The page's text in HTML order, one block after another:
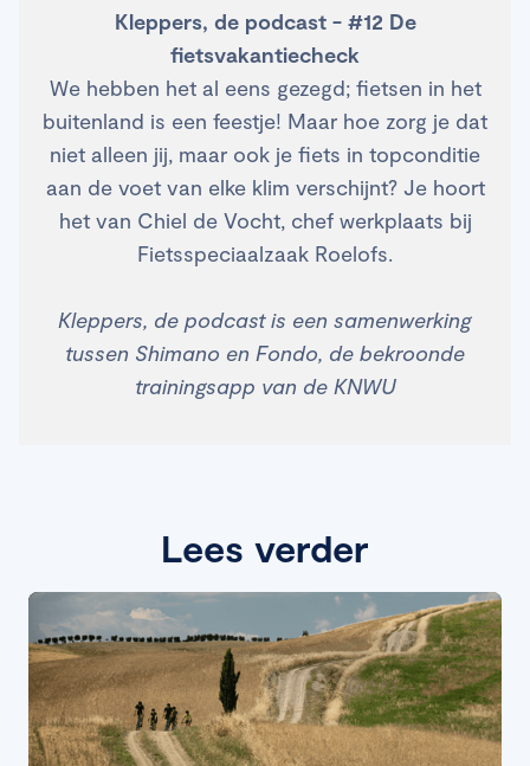
Kleppers, de podcast - #12 De
fietsvakantiecheck
We hebben het al eens gezegd; fietsen in het
buitenland is een feestje! Maar hoe zorg je dat
niet alleen jij, maar ook je fiets in topconditie
aan de voet van elke klim verschijnt? Je hoort
het van Chiel de Vocht, chef werkplaats bij
Fietsspeciaalzaak Roelofs.
Kleppers, de podcast is een samenwerking
tussen Shimano en Fondo, de bekroonde
trainingsapp van de KNWU
Lees verder